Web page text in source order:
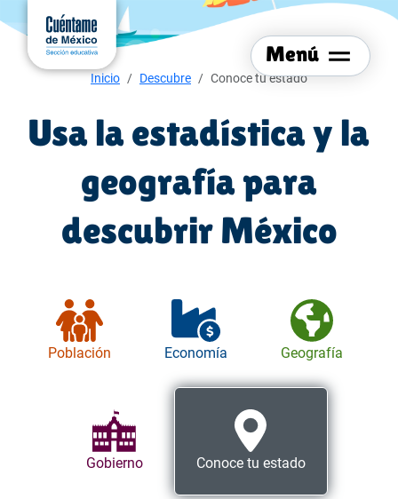
Ir al
contenido
principal
Menú
Menú del sitio
Menú de navegación
Inicio Descubre Conoce tu estado
Usa la estadística y la
geografía para
descubrir México
Población Economía Geografía
Gobierno Conoce tu estado